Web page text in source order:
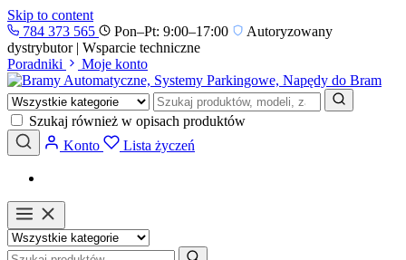
Skip to content
784 373 565
Pon–Pt: 9:00–17:00
Autoryzowany
dystrybutor | Wsparcie techniczne
Poradniki
Moje konto
Szukaj również w opisach produktów
Konto
Lista życzeń